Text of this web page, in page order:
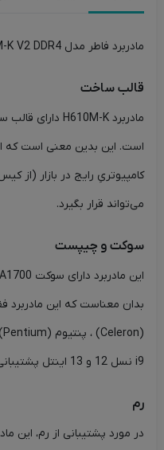
مادربرد فاطر مدل Fater H610M-K V2 DDR4
قالب ساخت
است. این بدین معنی است که
کامپیوتریِ رایج در بازار (از
می‌تواند قرار بگیرد.
سوکت و چیپست
بدان معناست که این مادربرد
i9 نسل 12 و 13 اینتل پشتیبانی می‌کند.
رم
در مورد پشتیبانی از رم، این